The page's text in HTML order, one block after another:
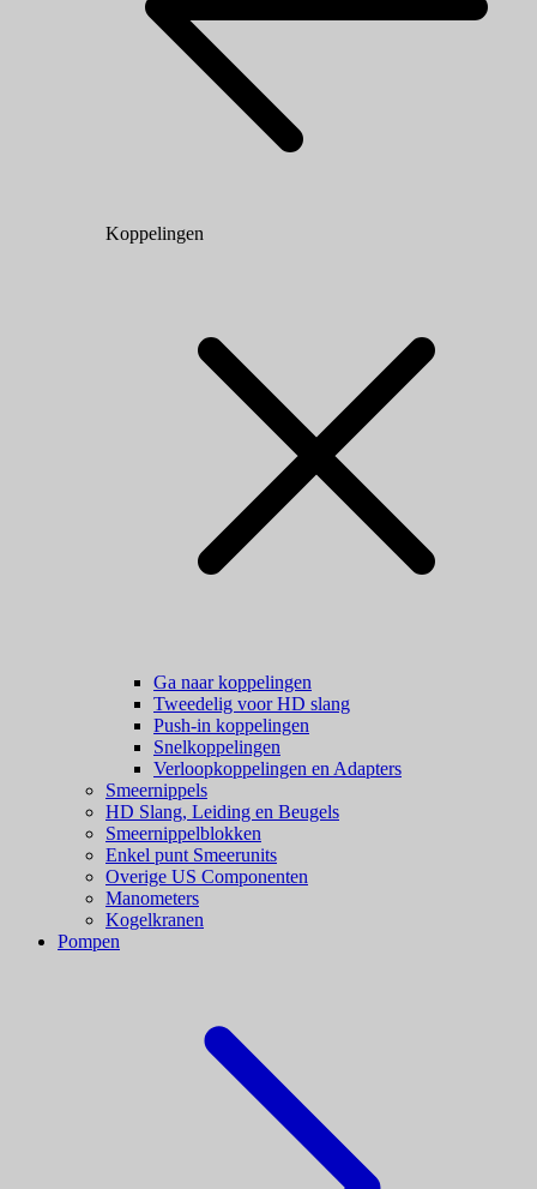
Koppelingen
Ga naar koppelingen
Tweedelig voor HD slang
Push-in koppelingen
Snelkoppelingen
Verloopkoppelingen en Adapters
Smeernippels
HD Slang, Leiding en Beugels
Smeernippelblokken
Enkel punt Smeerunits
Overige US Componenten
Manometers
Kogelkranen
Pompen